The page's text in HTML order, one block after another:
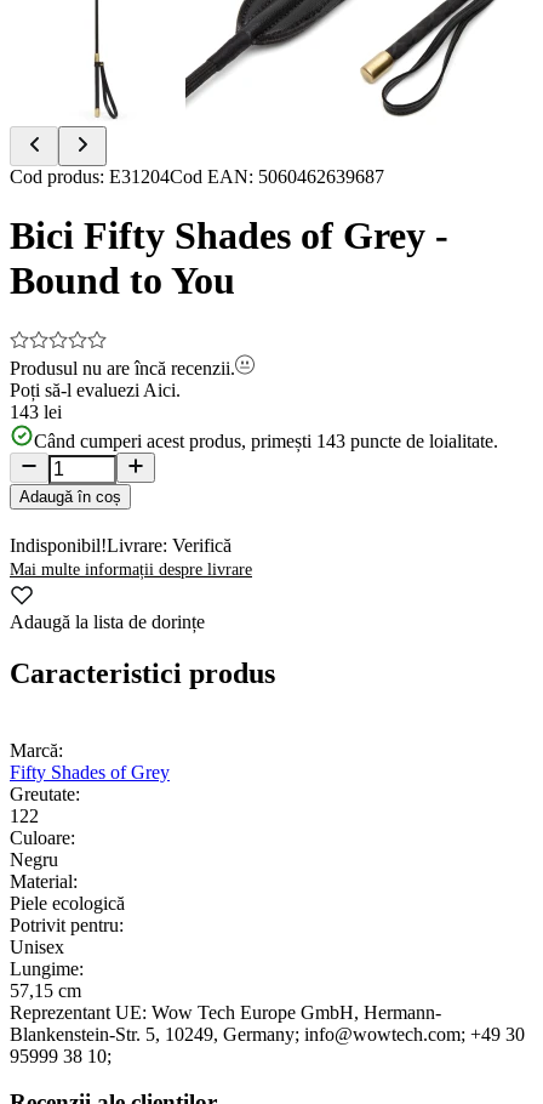
Item
of
Cod produs: E31204Cod EAN: 5060462639687
Bici Fifty Shades of Grey -
Bound to You
Produsul nu are încă recenzii.
Poți să-l evaluezi Aici.
143 lei
Când cumperi acest produs, primești 143 puncte de loialitate.
Adaugă în coș
Indisponibil!Livrare: Verifică
Mai multe informații despre livrare
Adaugă la lista de dorințe
Caracteristici produs
Marcă:
Fifty Shades of Grey
Greutate:
122
Culoare:
Negru
Material:
Piele ecologică
Potrivit pentru:
Unisex
Lungime:
57,15 cm
Reprezentant UE: Wow Tech Europe GmbH, Hermann-
Blankenstein-Str. 5, 10249, Germany; info@wowtech.com; +49 30
95999 38 10;